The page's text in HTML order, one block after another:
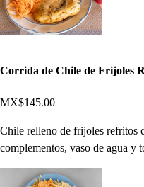
Corrida de Chile de Frijoles
MX$145.00
Chile relleno de frijoles refritos
complementos, vaso de agua y